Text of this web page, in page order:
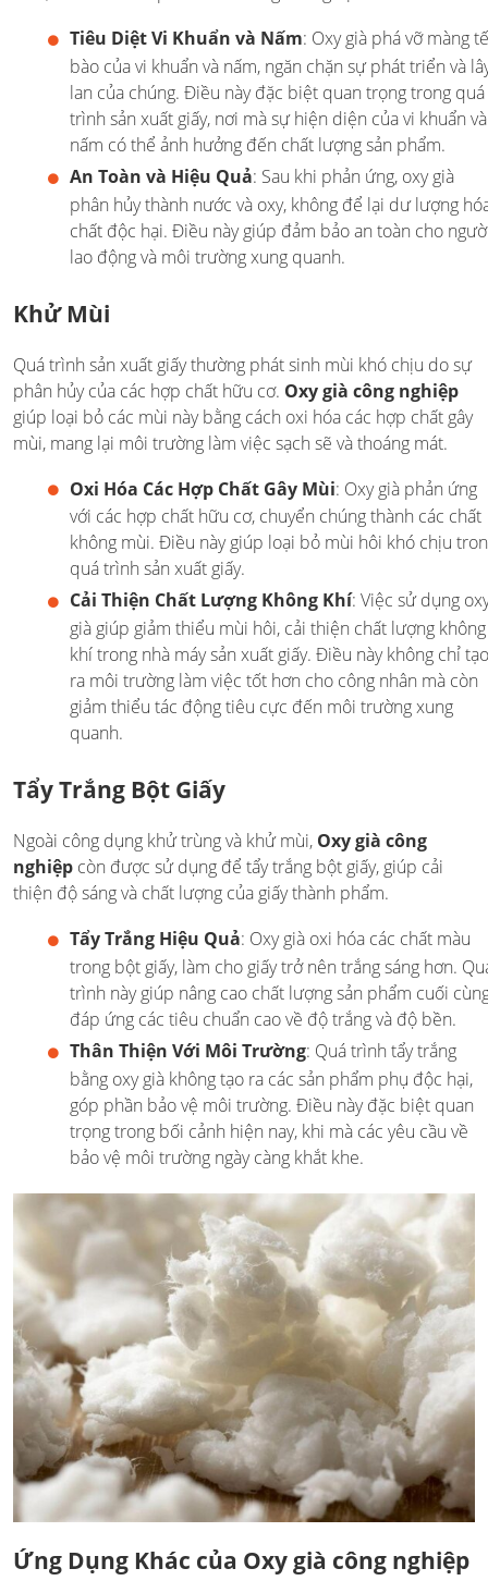
Tiêu Diệt Vi Khuẩn và Nấm: Oxy già phá vỡ màng tế
bào của vi khuẩn và nấm, ngăn chặn sự phát triển và
lan của chúng. Điều này đặc biệt quan trọng trong quá
trình sản xuất giấy, nơi mà sự hiện diện của vi khuẩn và
nấm có thể ảnh hưởng đến chất lượng sản phẩm.
An Toàn và Hiệu Quả: Sau khi phản ứng, oxy già
phân hủy thành nước và oxy, không để lại dư lượng
chất độc hại. Điều này giúp đảm bảo an toàn cho
lao động và môi trường xung quanh.
Khử Mùi
Quá trình sản xuất giấy thường phát sinh mùi khó chịu do sự
phân hủy của các hợp chất hữu cơ. Oxy già công nghiệp
giúp loại bỏ các mùi này bằng cách oxi hóa các hợp chất gây
mùi, mang lại môi trường làm việc sạch sẽ và thoáng mát.
Oxi Hóa Các Hợp Chất Gây Mùi: Oxy già phản ứng
với các hợp chất hữu cơ, chuyển chúng thành các chất
không mùi. Điều này giúp loại bỏ mùi hôi khó chịu
quá trình sản xuất giấy.
Cải Thiện Chất Lượng Không Khí: Việc sử dụng
già giúp giảm thiểu mùi hôi, cải thiện chất lượng không
khí trong nhà máy sản xuất giấy. Điều này không chỉ tạo
ra môi trường làm việc tốt hơn cho công nhân mà còn
giảm thiểu tác động tiêu cực đến môi trường xung
quanh.
Tẩy Trắng Bột Giấy
Ngoài công dụng khử trùng và khử mùi, Oxy già công
nghiệp còn được sử dụng để tẩy trắng bột giấy, giúp cải
thiện độ sáng và chất lượng của giấy thành phẩm.
Tẩy Trắng Hiệu Quả: Oxy già oxi hóa các chất màu
trong bột giấy, làm cho giấy trở nên trắng sáng hơn.
trình này giúp nâng cao chất lượng sản phẩm cuối
đáp ứng các tiêu chuẩn cao về độ trắng và độ bền.
Thân Thiện Với Môi Trường: Quá trình tẩy trắng
bằng oxy già không tạo ra các sản phẩm phụ độc hại,
góp phần bảo vệ môi trường. Điều này đặc biệt quan
trọng trong bối cảnh hiện nay, khi mà các yêu cầu về
bảo vệ môi trường ngày càng khắt khe.
Ứng Dụng Khác của Oxy già công nghiệp